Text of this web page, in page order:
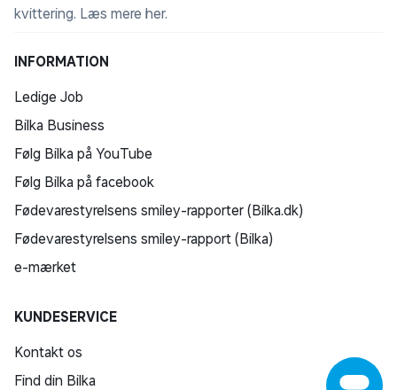
kvittering. Læs mere her.
INFORMATION
Ledige Job
Bilka Business
Følg Bilka på YouTube
Følg Bilka på facebook
Fødevarestyrelsens smiley-rapporter (Bilka.dk)
Fødevarestyrelsens smiley-rapport (Bilka)
e-mærket
KUNDESERVICE
Kontakt os
Find din Bilka